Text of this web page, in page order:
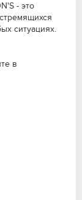
- это
ситуациях.
в